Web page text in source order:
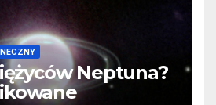
Neptuna?